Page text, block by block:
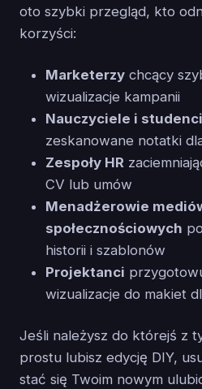
oto szybki przegląd, kto
korzyści:
Marketerzy chcący
wizualizacje kampanii
Nauczyciele i studenci
zeskanowane notatki
Zespoły HR
CV lub umów
Menadżerowie
społecznościowych
historii i szablonów
Projektanci
wizualizacje do makiet
Jeśli należysz do którejś z
prostu lubisz edycję DIY,
stać się Twoim nowym